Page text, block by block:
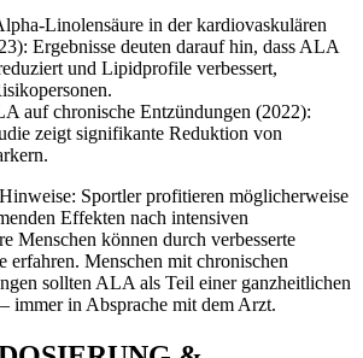
Linolensäure in der kardiovaskulären
Ergebnisse deuten darauf hin, dass ALA
und Lipidprofile verbessert,
auf chronische Entzündungen (2022):
zeigt signifikante Reduktion von
Sportler profitieren möglicherweise
Effekten nach intensiven
Menschen können durch verbesserte
erfahren. Menschen mit chronischen
sollten ALA als Teil einer ganzheitlichen
immer in Absprache mit dem Arzt.